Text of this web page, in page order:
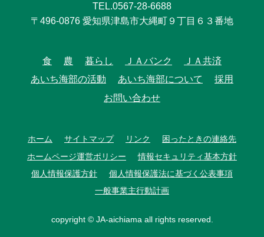
TEL.0567-28-6688
〒496-0876 愛知県津島市大縄町９丁目６３番地
食 農 暮らし ＪＡバンク
ＪＡ共済
あいち海部の活動
あいち海部について
採用
お問い合わせ
ホーム サイトマップ リンク
困ったときの連絡先
ホームページ運営ポリシー
情報セキュリティ基本方針
個人情報保護方針
個人情報保護法に基づく公表事項
一般事業主行動計画
copyright © JA-aichiama all rights reserved.